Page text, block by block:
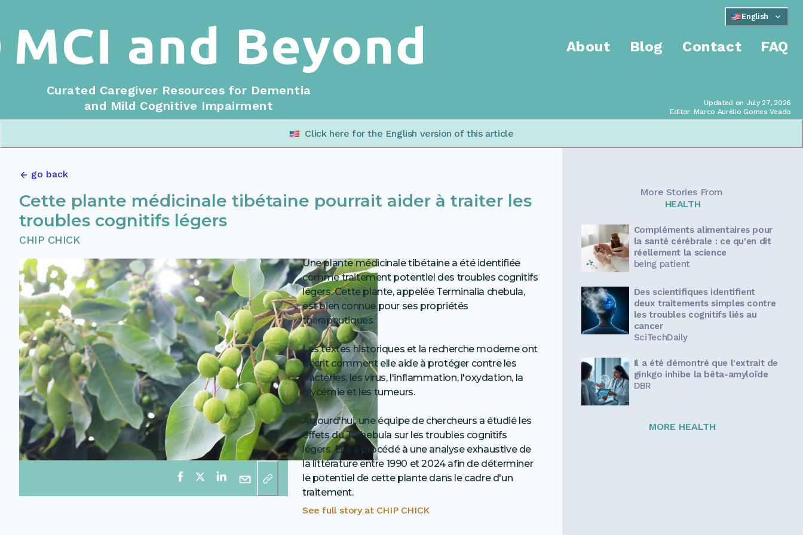
English
Updated on July 27, 2026
Editor: Marco Aurélio Gomes Veado
About Blog Contact FAQ
Curated Caregiver Resources for Dementia
and Mild Cognitive Impairment
Click here for the English version of this article
go back
Cette plante médicinale tibétaine pourrait aider à traiter les
troubles cognitifs légers
CHIP CHICK
Une plante médicinale tibétaine a été identifiée
comme traitement potentiel des troubles cognitifs
légers. Cette plante, appelée Terminalia chebula,
est bien connue pour ses propriétés
thérapeutiques.
Les textes historiques et la recherche moderne ont
décrit comment elle aide à protéger contre les
bactéries, les virus, l'inflammation, l'oxydation, la
glycémie et les tumeurs.
Aujourd'hui, une équipe de chercheurs a étudié les
effets du T. chebula sur les troubles cognitifs
légers. Elle a procédé à une analyse exhaustive de
la littérature entre 1990 et 2024 afin de déterminer
le potentiel de cette plante dans le cadre d'un
traitement.
See full story atCHIP CHICK
More Stories From
HEALTH
Compléments alimentaires pour
la santé cérébrale : ce qu'en dit
réellement la science
being patient
Des scientifiques identifient
deux traitements simples contre
les troubles cognitifs liés au
cancer
SciTechDaily
Il a été démontré que l'extrait de
ginkgo inhibe la bêta-amyloïde
DBR
MORE HEALTH